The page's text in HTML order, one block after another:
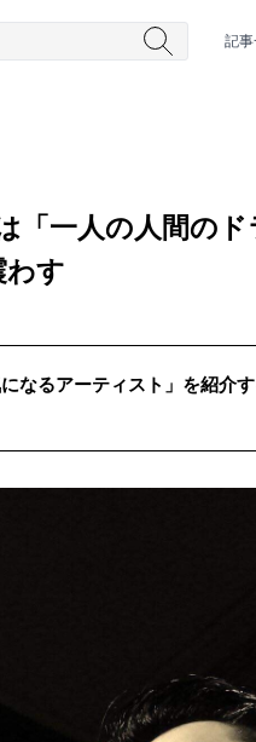
記
性シンガー #ヒップホップ
「一人の人間の
わす
なるアーティスト」を紹介